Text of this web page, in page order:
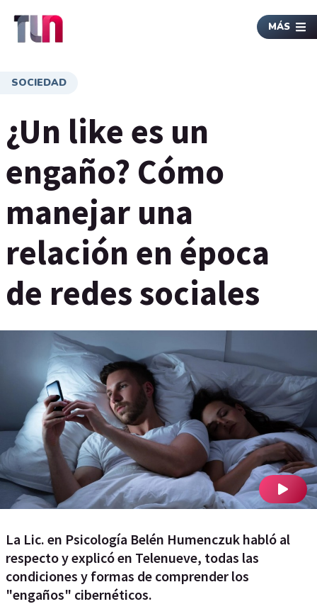
MÁS
SOCIEDAD
¿Un like es un
engaño? Cómo
manejar una
relación en época
de redes sociales
La Lic. en Psicología Belén Humenczuk habló al
respecto y explicó en Telenueve, todas las
condiciones y formas de comprender los
"engaños" cibernéticos.